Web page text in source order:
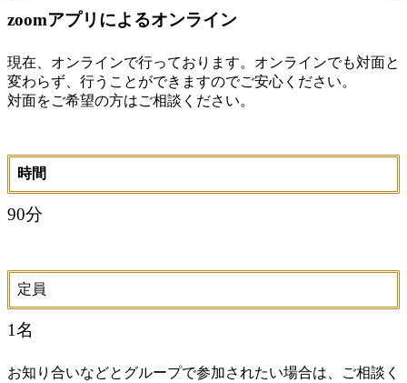
zoomアプリによるオンライン
現在、オンラインで行っております。オンラインでも対面と
変わらず、行うことができますのでご安心ください。
対面をご希望の方はご相談ください。
時間
90分
定員
1名
お知り合いなどとグループで参加されたい場合は、ご相談く